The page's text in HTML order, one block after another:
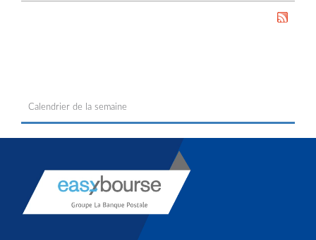
Calendrier de la semaine